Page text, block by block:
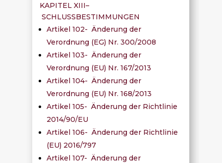
KAPITEL XIII–
SCHLUSSBESTIMMUNGEN
Artikel 102- Änderung der
Verordnung (EG) Nr. 300/2008
Artikel 103- Änderung der
Verordnung (EU) Nr. 167/2013
Artikel 104- Änderung der
Verordnung (EU) Nr. 168/2013
Artikel 105- Änderung der Richtlinie
2014/90/EU
Artikel 106- Änderung der Richtlinie
(EU) 2016/797
Artikel 107- Änderung der